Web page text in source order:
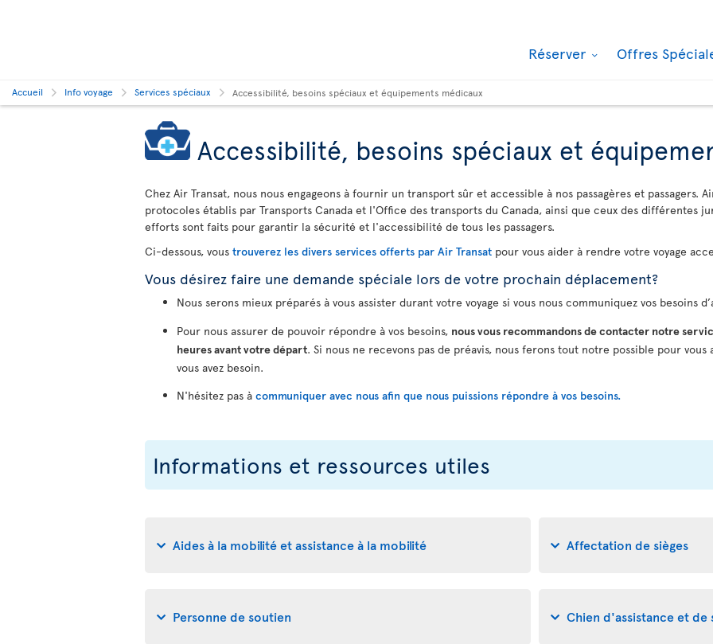
Réserver Offres
Accueil Info voyage Services spéciaux Accessibilité, besoins spéciaux et équipements médicaux
Accessibilité, besoins spéciaux et
Chez Air Transat, nous nous engageons à fournir un transport sûr et accessible à nos passagères et passagers.
protocoles établis par Transports Canada et l'Office des transports du Canada, ainsi que ceux des différentes
efforts sont faits pour garantir la sécurité et l'accessibilité de tous les passagers.
Ci-dessous, vous trouverez les divers services offerts par Air Transat pour vous aider à rendre votre voyage
Vous désirez faire une demande spéciale lors de votre prochain déplacement?
Nous serons mieux préparés à vous assister durant votre voyage si vous nous communiquez vos besoins
Pour nous assurer de pouvoir répondre à vos besoins, nous vous recommandons de contacter notre
heures avant votre départ. Si nous ne recevons pas de préavis, nous ferons tout notre possible pour
vous avez besoin.
N'hésitez pas à communiquer avec nous afin que nous puissions répondre à vos besoins.
Informations et ressources utiles
Aides à la mobilité et assistance à la mobilité Affectation de sièges
Personne de soutien Chien d'assistance et